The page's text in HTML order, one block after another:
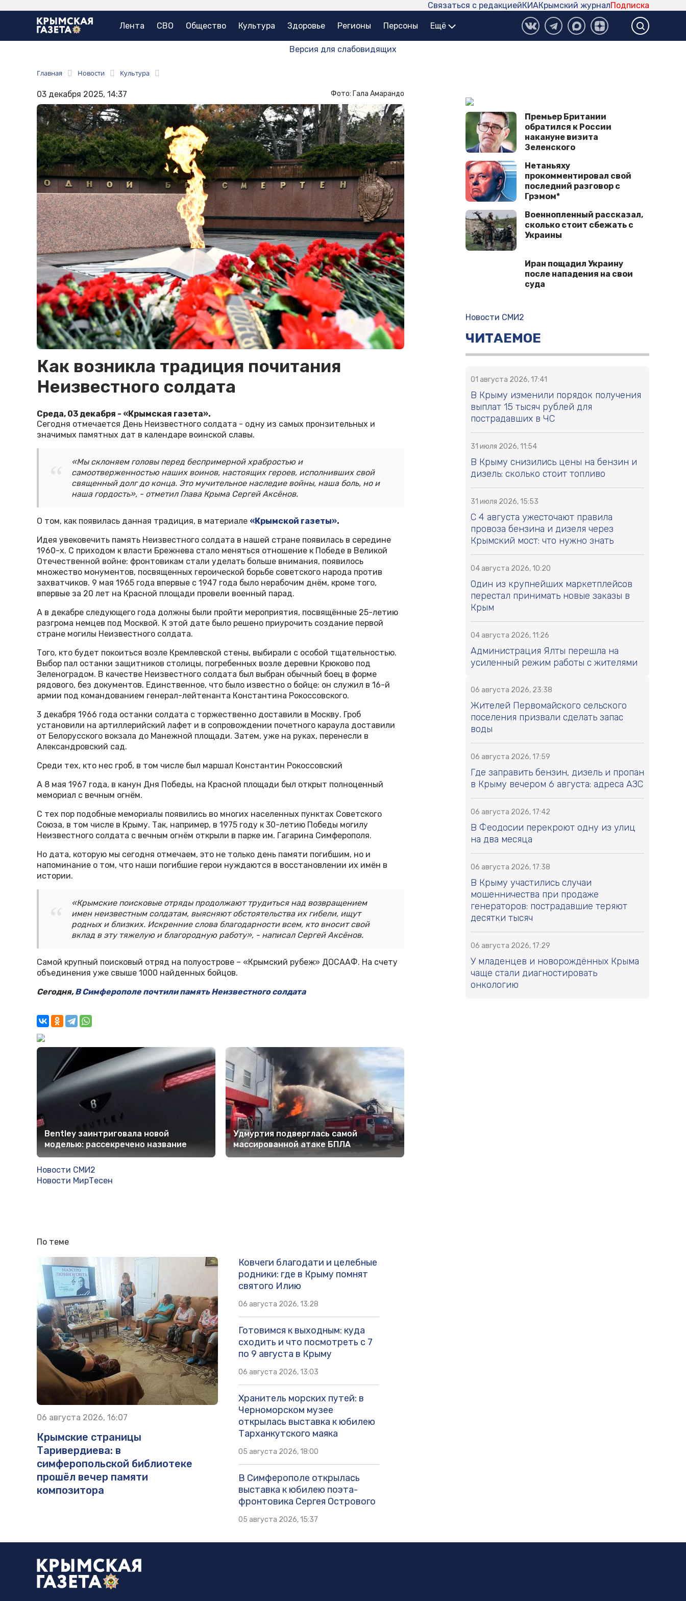
Подписка
Крымский журнал
КИА
Связаться с редакцией
Лента СВО Общество Культура Здоровье Регионы Персоны Ещё
Версия для слабовидящих
Главная Новости Культура
03 декабря 2025, 14:37 Фото: Гала Амарандо
Как возникла традиция почитания
Неизвестного солдата
Среда, 03 декабря - «Крымская газета».
Сегодня отмечается День Неизвестного солдата - одну из самых пронзительных и
значимых памятных дат в календаре воинской славы.
«Мы склоняем головы перед беспримерной храбростью и
самоотверженностью наших воинов, настоящих героев, исполнивших свой
священный долг до конца. Это мучительное наследие войны, наша боль, но и
наша гордость», - отметил Глава Крыма Сергей Аксёнов.
О том, как появилась данная традиция, в материале «Крымской газеты».
Идея увековечить память Неизвестного солдата в нашей стране появилась в середине
1960-х. С приходом к власти Брежнева стало меняться отношение к Победе в Великой
Отечественной войне: фронтовикам стали уделать больше внимания, появилось
множество монументов, посвященных героической борьбе советского народа против
захватчиков. 9 мая 1965 года впервые с 1947 года было нерабочим днём, кроме того,
впервые за 20 лет на Красной площади провели военный парад.
А в декабре следующего года должны были пройти мероприятия, посвящённые 25-летию
разгрома немцев под Москвой. К этой дате было решено приурочить создание первой
стране могилы Неизвестного солдата.
Того, кто будет покоиться возле Кремлевской стены, выбирали с особой тщательностью.
Выбор пал останки защитников столицы, погребенных возле деревни Крюково под
Зеленоградом. В качестве Неизвестного солдата был выбран обычный боец в форме
рядового, без документов. Единственное, что было известно о бойце: он служил в 16-й
армии под командованием генерал-лейтенанта Константина Рокоссовского.
3 декабря 1966 года останки солдата с торжественно доставили в Москву. Гроб
установили на артиллерийский лафет и в сопровождении почетного караула доставили
от Белорусского вокзала до Манежной площади. Затем, уже на руках, перенесли в
Александровский сад.
Среди тех, кто нес гроб, в том числе был маршал Константин Рокоссовский
А 8 мая 1967 года, в канун Дня Победы, на Красной площади был открыт полноценный
мемориал с вечным огнём.
С тех пор подобные мемориалы появились во многих населенных пунктах Советского
Союза, в том числе в Крыму. Так, например, в 1975 году к 30-летию Победы могилу
Неизвестного солдата с вечным огнём открыли в парке им. Гагарина Симферополя.
Но дата, которую мы сегодня отмечаем, это не только день памяти погибшим, но и
напоминание о том, что наши погибшие герои нуждаются в восстановлении их имён в
истории.
«Крымские поисковые отряды продолжают трудиться над возвращением
имен неизвестным солдатам, выясняют обстоятельства их гибели, ищут
родных и близких. Искренние слова благодарности всем, кто вносит свой
вклад в эту тяжелую и благородную работу», - написал Сергей Аксёнов.
Самой крупный поисковый отряд на полуострове – «Крымский рубеж» ДОСААФ. На счету
объединения уже свыше 1000 найденных бойцов.
Сегодня,В Симферополе почтили память Неизвестного солдата
Bentley заинтриговала новой
моделью: рассекречено название
Удмуртия подверглась самой
массированной атаке БПЛА
Новости СМИ2
Новости МирТесен
По теме
06 августа 2026, 16:07
Крымские страницы
Таривердиева: в
симферопольской библиотеке
прошёл вечер памяти
композитора
Ковчеги благодати и целебные
родники: где в Крыму помнят
святого Илию
06 августа 2026, 13:28
Готовимся к выходным: куда
сходить и что посмотреть с 7
по 9 августа в Крыму
06 августа 2026, 13:03
Хранитель морских путей: в
Черноморском музее
открылась выставка к юбилею
Тарханкутского маяка
05 августа 2026, 18:00
В Симферополе открылась
выставка к юбилею поэта-
фронтовика Сергея Острового
05 августа 2026, 15:37
Премьер Британии
обратился к России
накануне визита
Зеленского
Нетаньяху
прокомментировал свой
последний разговор с
Грэмом*
Военнопленный рассказал,
сколько стоит сбежать с
Украины
Иран пощадил Украину
после нападения на свои
суда
Новости СМИ2
ЧИТАЕМОЕ
01 августа 2026, 17:41
В Крыму изменили порядок получения
выплат 15 тысяч рублей для
пострадавших в ЧС
31 июля 2026, 11:54
В Крыму снизились цены на бензин и
дизель: сколько стоит топливо
31 июля 2026, 15:53
С 4 августа ужесточают правила
провоза бензина и дизеля через
Крымский мост: что нужно знать
04 августа 2026, 10:20
Один из крупнейших маркетплейсов
перестал принимать новые заказы в
Крым
04 августа 2026, 11:26
Администрация Ялты перешла на
усиленный режим работы с жителями
06 августа 2026, 23:38
Жителей Первомайского сельского
поселения призвали сделать запас
воды
06 августа 2026, 17:59
Где заправить бензин, дизель и пропан
в Крыму вечером 6 августа: адреса АЗС
06 августа 2026, 17:42
В Феодосии перекроют одну из улиц
на два месяца
06 августа 2026, 17:38
В Крыму участились случаи
мошенничества при продаже
генераторов: пострадавшие теряют
десятки тысяч
06 августа 2026, 17:29
У младенцев и новорождённых Крыма
чаще стали диагностировать
онкологию